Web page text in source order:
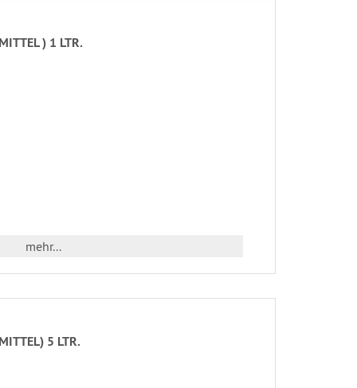
) 1 LTR.
mehr...
5 LTR.